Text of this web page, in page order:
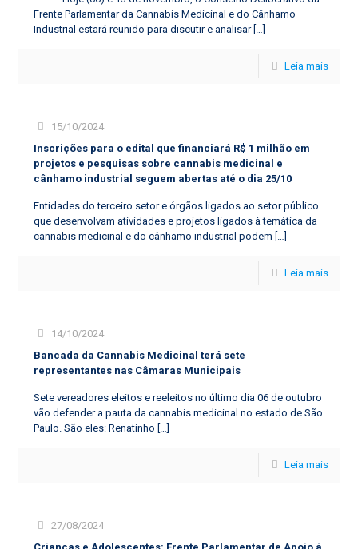
Frente Parlamentar da Cannabis Medicinal e do Cânhamo
Industrial estará reunido para discutir e analisar[…]
Leia mais
15/10/2024
Inscrições para o edital que financiará R$ 1 milhão em
projetos e pesquisas sobre cannabis medicinal e
cânhamo industrial seguem abertas até o dia 25/10
Entidades do terceiro setor e órgãos ligados ao setor público
que desenvolvam atividades e projetos ligados à temática da
cannabis medicinal e do cânhamo industrial podem […]
Leia mais
14/10/2024
Bancada da Cannabis Medicinal terá sete
representantes nas Câmaras Municipais
Sete vereadores eleitos e reeleitos no último dia 06 de outubro
vão defender a pauta da cannabis medicinal no estado de São
Paulo. São eles: Renatinho […]
Leia mais
27/08/2024